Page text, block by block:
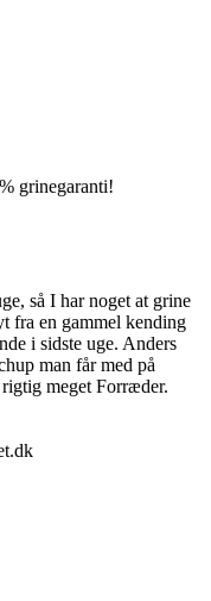
grinegaranti!
så I har noget at grine
fra en gammel kending
i sidste uge. Anders
man får med på
meget Forræder.